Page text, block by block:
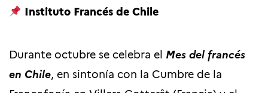
Instituto Francés de Chile
Durante octubre se celebra el Mes del francés
en Chile, en sintonía con la Cumbre de la